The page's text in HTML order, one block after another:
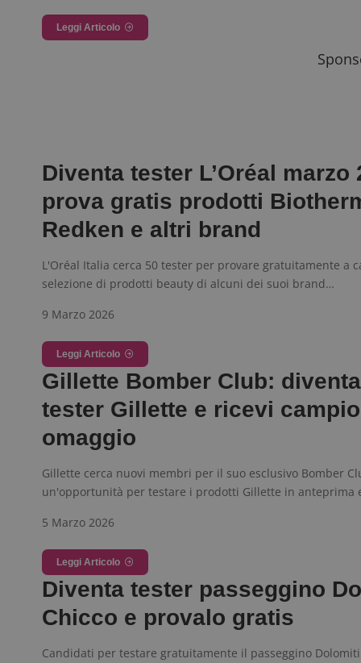
Leggi Articolo
Diventa tester L’Oréal marzo
prova gratis prodotti
Redken e altri brand
L'Oréal Italia cerca 50 tester per provare gratuitamente a
selezione di prodotti beauty di alcuni dei suoi brand…
9 Marzo 2026
Leggi Articolo
Gillette Bomber Club: diventa
tester Gillette e ricevi
omaggio
Gillette cerca nuovi membri per il suo esclusivo Bomber
un'opportunità per testare i prodotti Gillette in anteprima
5 Marzo 2026
Leggi Articolo
Diventa tester passeggino
Chicco e provalo gratis
Candidati per testare gratuitamente il passeggino Dolomiti
dell'account. Il sito
CookieScriptConsent
Nome
_pk_id.1.938b
_pk_ses.1.938b
FCCDCF
__eoi
Nome